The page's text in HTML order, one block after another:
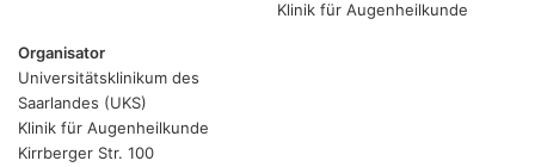
Klinik für Augenheilkunde
Organisator
Universitätsklinikum des
Saarlandes (UKS)
Klinik für Augenheilkunde
Kirrberger Str. 100